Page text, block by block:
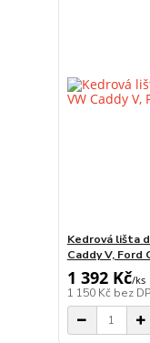
Kedrová lišta
Caddy V, Ford
1 392 Kč/ks
1 150 Kč bez